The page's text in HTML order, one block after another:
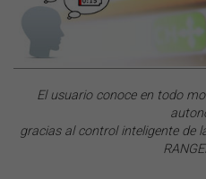
El usuario conoce en todo
gracias al control inteligente de